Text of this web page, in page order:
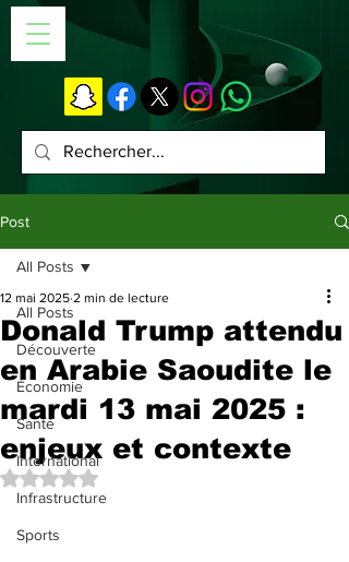
Post
All Posts
Découverte
Économie
Santé
International
Infrastructure
Sports
All Posts
Donald Trump attendu
en Arabie Saoudite le
mardi 13 mai 2025 :
enjeux et contexte
12 mai 2025 2 min de lecture
Noté NaN étoiles sur 5.